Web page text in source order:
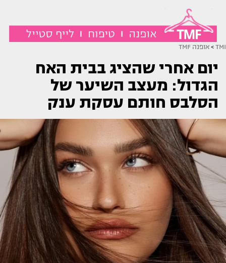
TMI
> אופנה TMF
יום אחרי שהציג בבית האח
הגדול: מעצב השיער של
הסלבס חותם עסקת ענק